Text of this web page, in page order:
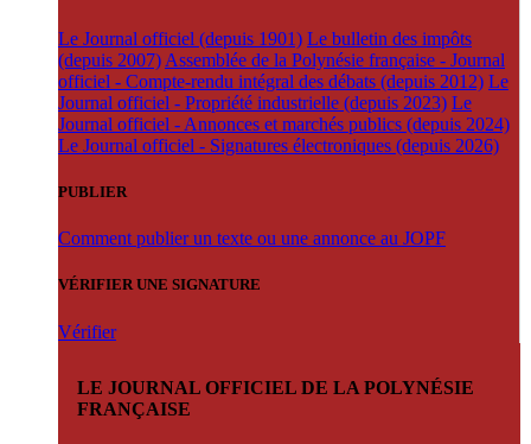
Le Journal officiel (depuis 1901) Le bulletin des impôts
(depuis 2007) Assemblée de la Polynésie française - Journal
officiel - Compte-rendu intégral des débats (depuis 2012) Le
Journal officiel - Propriété industrielle (depuis 2023) Le
Journal officiel - Annonces et marchés publics (depuis 2024)
Le Journal officiel - Signatures électroniques (depuis 2026)
PUBLIER
Comment publier un texte ou une annonce au JOPF
VÉRIFIER UNE SIGNATURE
Vérifier
LE JOURNAL OFFICIEL DE LA POLYNÉSIE
FRANÇAISE